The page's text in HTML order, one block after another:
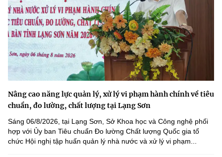
Nâng cao năng lực quản lý, xử lý vi phạm hành chính về tiêu
chuẩn, đo lường, chất lượng tại Lạng Sơn
Sáng 06/8/2026, tại Lạng Sơn, Sở Khoa học và Công nghệ phối
hợp với Ủy ban Tiêu chuẩn Đo lường Chất lượng Quốc gia tổ
chức Hội nghị tập huấn quản lý nhà nước và xử lý vi phạm...